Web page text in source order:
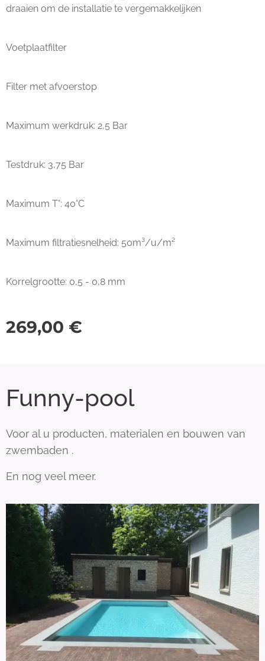
draaien om de installatie te vergemakkelijken
Voetplaatfilter
Filter met afvoerstop
Maximum werkdruk: 2,5 Bar
Testdruk: 3,75 Bar
Maximum T°: 40°C
Maximum filtratiesnelheid: 50m³/u/m²
Korrelgrootte: 0,5 - 0,8 mm
269,00 €
Funny-pool
Voor al u producten, materialen en bouwen van
zwembaden .
En nog veel meer.